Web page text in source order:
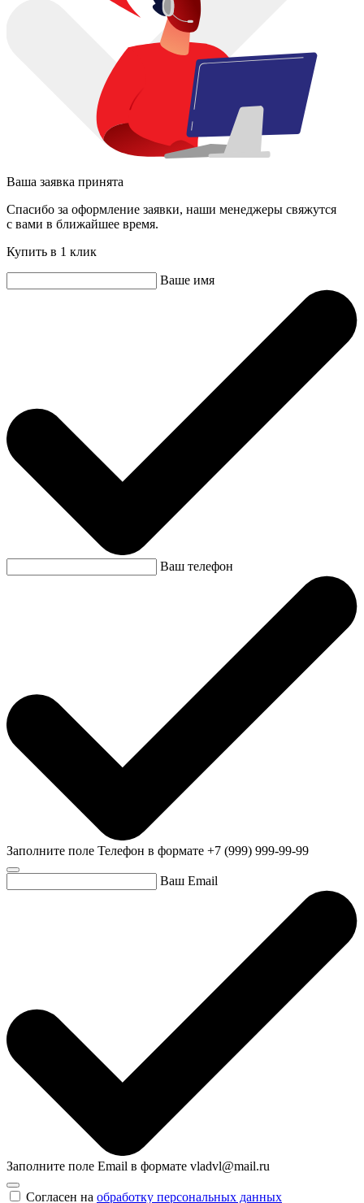
Ваша заявка принята
Спасибо за оформление заявки, наши менеджеры свяжутся
с вами в ближайшее время.
Купить в 1 клик
Ваше имя
Ваш телефон
Заполните поле Телефон в формате +7 (999) 999-99-99
Ваш Email
Заполните поле Email в формате vladvl@mail.ru
Согласен на обработку персональных данных